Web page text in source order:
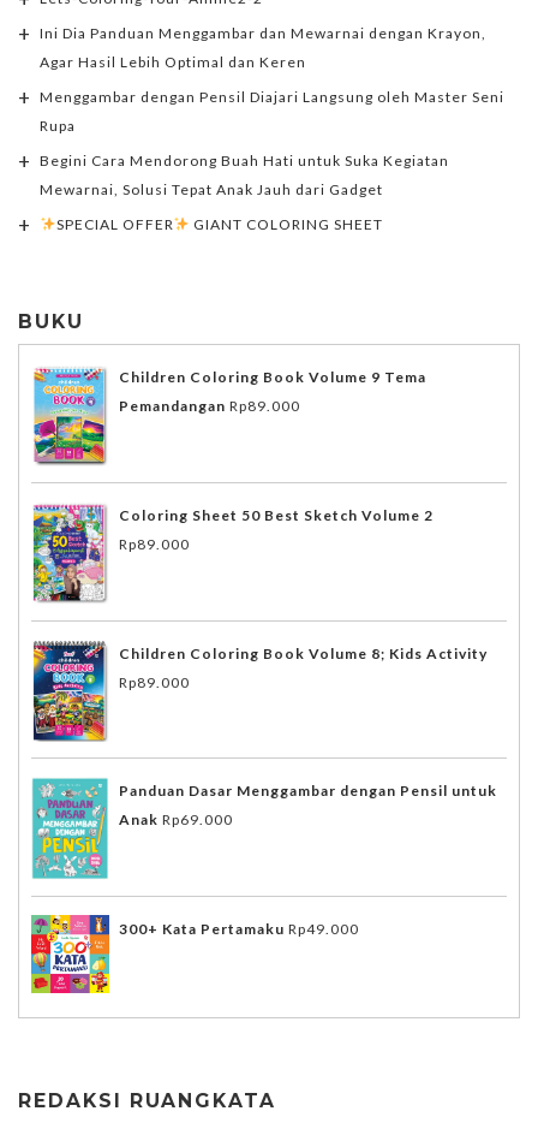
Ini Dia Panduan Menggambar dan Mewarnai dengan Krayon,
Agar Hasil Lebih Optimal dan Keren
Menggambar dengan Pensil Diajari Langsung oleh Master Seni
Rupa
Begini Cara Mendorong Buah Hati untuk Suka Kegiatan
Mewarnai, Solusi Tepat Anak Jauh dari Gadget
SPECIAL OFFER
GIANT COLORING SHEET
BUKU
Children Coloring Book Volume 9 Tema
Pemandangan Rp89.000
Coloring Sheet 50 Best Sketch Volume 2
Rp89.000
Children Coloring Book Volume 8; Kids Activity
Rp89.000
Panduan Dasar Menggambar dengan Pensil untuk
Anak Rp69.000
300+ Kata Pertamaku Rp49.000
REDAKSI RUANGKATA